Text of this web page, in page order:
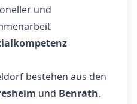
und
bestehen aus den
und Benrath.